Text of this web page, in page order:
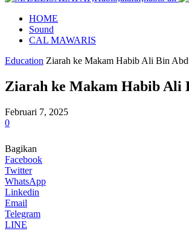
HOME
Sound
CAL MAWARIS
Education Ziarah ke Makam Habib Ali Bin
Ziarah ke Makam Habib Ali
Februari 7, 2025
0
Bagikan
Facebook
Twitter
WhatsApp
Linkedin
Email
Telegram
LINE